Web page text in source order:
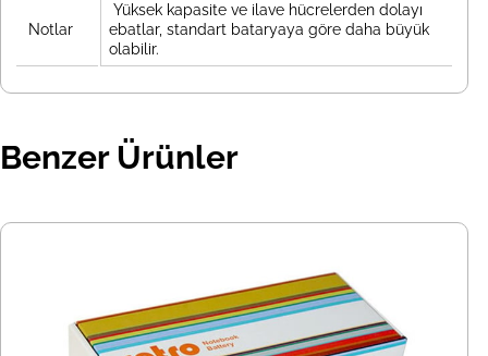
Notlar
Yüksek kapasite ve ilave hücrelerden dolayı
ebatlar, standart bataryaya göre daha büyük
olabilir.
Benzer Ürünler